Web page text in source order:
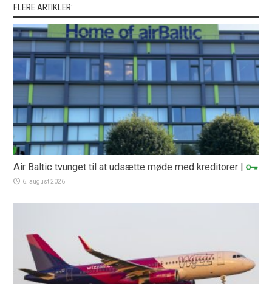
FLERE ARTIKLER:
Air Baltic tvunget til at udsætte møde med kreditorer |
6. august 2026